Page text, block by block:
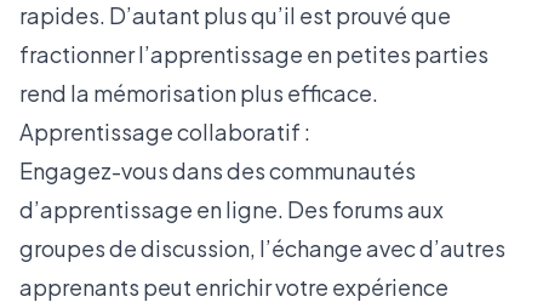
rapides. D’autant plus qu’il est prouvé que
fractionner l’apprentissage en petites parties
rend la mémorisation plus efficace.
Apprentissage collaboratif :
Engagez-vous dans des communautés
d’apprentissage en ligne. Des forums aux
groupes de discussion, l’échange avec d’autres
apprenants peut enrichir votre expérience